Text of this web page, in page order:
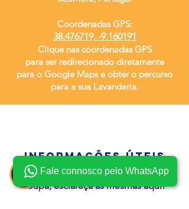
Coordenadas GPS:
38.476719, -9.160191
Clique nas coordenadas GPS
para ser redirecionado diretamente
para o Google Maps e obter o percurso
para a sua Lavandaria.
Informações Úteis
Se tem dúvidas em como lavar a sua
roupa, esclareça as mesmas aqui!
Fale connosco pelo WhatsApp